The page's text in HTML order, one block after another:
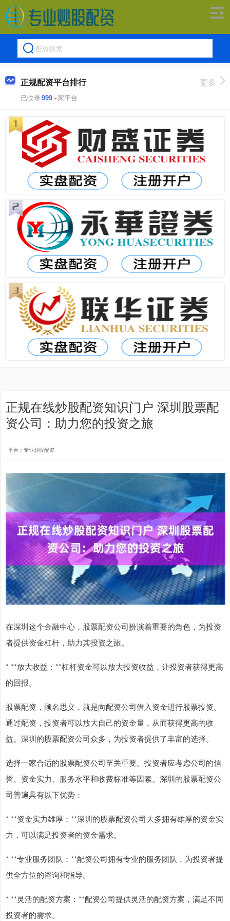
正规配资平台排行
已收录999+家平台
更多
正规在线炒股配资知识门户 深圳股票配
资公司：助力您的投资之旅
平台：专业炒股配资
在深圳这个金融中心，股票配资公司扮演着重要的角色，为投资
者提供资金杠杆，助力其投资之旅。
* **放大收益：**杠杆资金可以放大投资收益，让投资者获得更高
的回报。
股票配资，顾名思义，就是向配资公司借入资金进行股票投资。
通过配资，投资者可以放大自己的资金量，从而获得更高的收
益。深圳的股票配资公司众多，为投资者提供了丰富的选择。
选择一家合适的股票配资公司至关重要。投资者应考虑公司的信
誉、资金实力、服务水平和收费标准等因素。深圳的股票配资公
司普遍具有以下优势：
* **资金实力雄厚：**深圳的股票配资公司大多拥有雄厚的资金实
力，可以满足投资者的资金需求。
* **专业服务团队：**配资公司拥有专业的服务团队，为投资者提
供全方位的咨询和指导。
* **灵活的配资方案：**配资公司提供灵活的配资方案，满足不同
投资者的需求。